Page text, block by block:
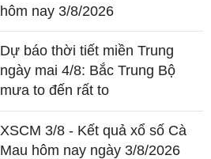
hôm nay 3/8/2026
Dự báo thời tiết miền Trung
ngày mai 4/8: Bắc Trung Bộ
mưa to đến rất to
XSCM 3/8 - Kết quả xổ số Cà
Mau hôm nay ngày 3/8/2026